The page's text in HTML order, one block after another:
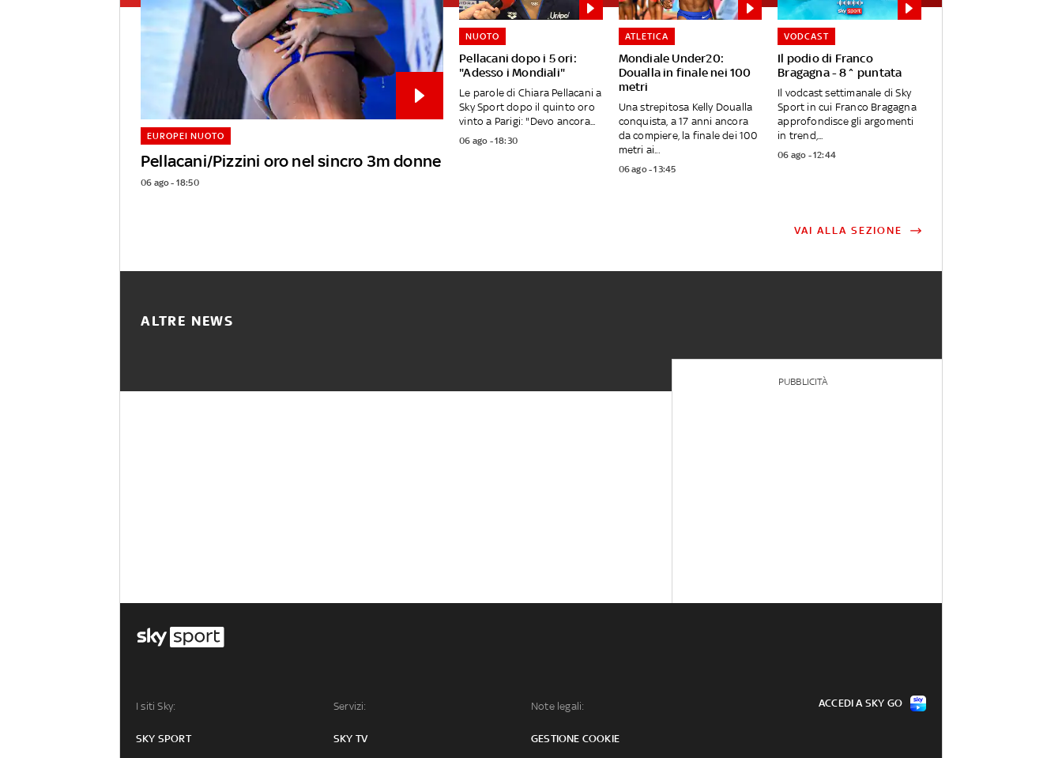
Pellacani/Pizzini oro nel sincro 3m donne
EUROPEI NUOTO
06 ago - 18:50
Pellacani dopo i 5 ori:
"Adesso i Mondiali"
NUOTO
Le parole di Chiara Pellacani a
Sky Sport dopo il quinto oro
vinto a Parigi: "Devo ancora...
06 ago - 18:30
Mondiale Under20:
Doualla in finale nei 100
metri
ATLETICA
Una strepitosa Kelly Doualla
conquista, a 17 anni ancora
da compiere, la finale dei 100
metri ai...
06 ago - 13:45
Il podio di Franco
Bragagna - 8^ puntata
VODCAST
Il vodcast settimanale di Sky
Sport in cui Franco Bragagna
approfondisce gli argomenti
in trend,...
06 ago - 12:44
VAI ALLA SEZIONE
ALTRE NEWS
PUBBLICITÀ
I siti Sky:
SKY SPORT
Servizi:
SKY TV
Note legali:
GESTIONE COOKIE
ACCEDI A SKY GO